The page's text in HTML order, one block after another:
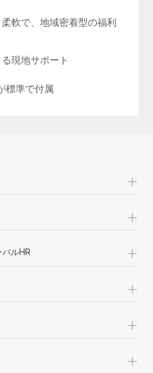
軟で、地域密着型の福利
現地サポート
標準で付属
+
+
ルHR +
+
+
+